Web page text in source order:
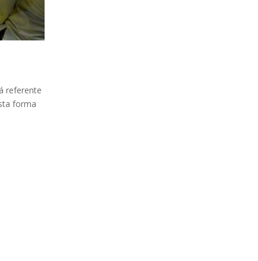
referente
forma